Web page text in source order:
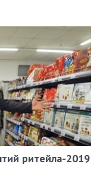
ритейла-2019